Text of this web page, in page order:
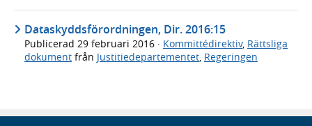
Dataskyddsförordningen, Dir. 2016:15
Publicerad 29 februari 2016 · Kommittédirektiv, Rättsliga
dokument från Justitiedepartementet Regeringen